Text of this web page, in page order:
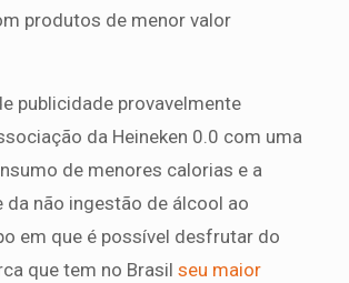
produtos de menor valor
publicidade provavelmente
da Heineken 0.0 com uma
de menores calorias e a
da não ingestão de álcool ao
em que é possível desfrutar do
que tem no Brasil seu maior